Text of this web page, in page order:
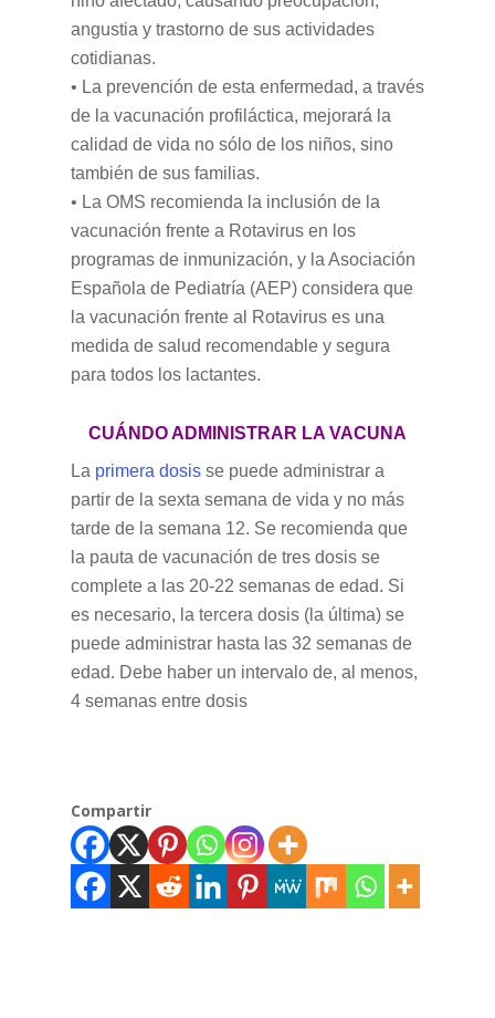
angustia y trastorno de sus actividades
cotidianas.
• La prevención de esta enfermedad, a través
de la vacunación profiláctica, mejorará la
calidad de vida no sólo de los niños, sino
también de sus familias.
• La OMS recomienda la inclusión de la
vacunación frente a Rotavirus en los
programas de inmunización, y la Asociación
Española de Pediatría (AEP) considera que
la vacunación frente al Rotavirus es una
medida de salud recomendable y segura
para todos los lactantes.
CUÁNDO ADMINISTRAR LA VACUNA
La primera dosis se puede administrar a
partir de la sexta semana de vida y no más
tarde de la semana 12. Se recomienda que
la pauta de vacunación de tres dosis se
complete a las 20-22 semanas de edad. Si
es necesario, la tercera dosis (la última) se
puede administrar hasta las 32 semanas de
edad. Debe haber un intervalo de, al menos,
4 semanas entre dosis
Compartir